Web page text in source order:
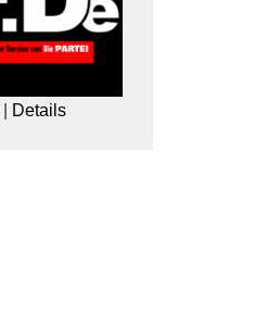
Details